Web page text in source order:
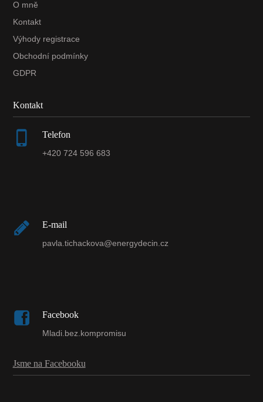
O mně
Kontakt
Výhody registrace
Obchodní podmínky
GDPR
Kontakt
Telefon
+420 724 596 683
E-mail
pavla.tichackova@energydecin.cz
Facebook
Mladi.bez.kompromisu
Jsme na Facebooku